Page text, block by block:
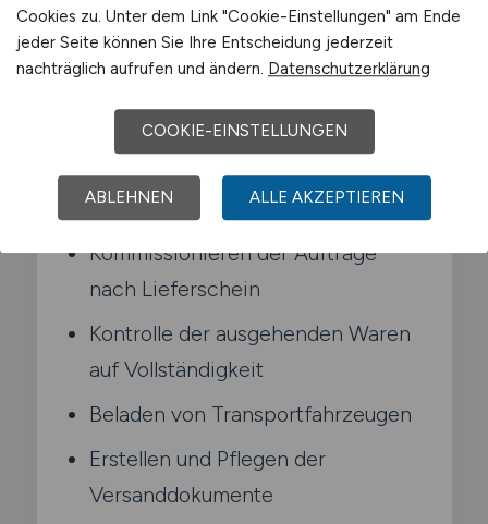
Sendungen bereit und übergibst sie an
Transportdienstleister. Du stellst sicher.
dass die richtige Ware in der richtigen
Menge das Lager verlässt.
Typische Aufgaben in Wilnsdorf
Kommissionieren der Aufträge
nach Lieferschein
Kontrolle der ausgehenden Waren
auf Vollständigkeit
Beladen von Transportfahrzeugen
Erstellen und Pflegen der
Versanddokumente
Cookies zu. Unter dem Link "Cookie-Einstellungen" am Ende
jeder Seite können Sie Ihre Entscheidung jederzeit
nachträglich aufrufen und ändern. Datenschutzerklärung
COOKIE-EINSTELLUNGEN
ABLEHNEN ALLE AKZEPTIEREN